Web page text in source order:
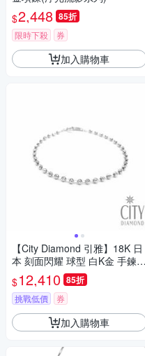
$2,448 85折
限時下殺 券
加入購物車
【City Diamond 引雅】18K 日
本 刻面閃耀 球型 白K金 手鍊
(東京Yuki表參道系列)
$12,410 85折
挑戰低價 券
加入購物車